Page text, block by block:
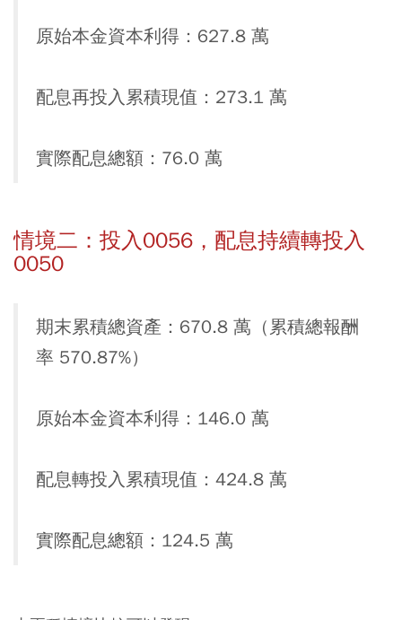
原始本金資本利得：627.8 萬
配息再投入累積現值：273.1 萬
實際配息總額：76.0 萬
情境二：投入0056，配息持續轉投入
0050
期末累積總資產：670.8 萬（累積總報酬
率 570.87%）
原始本金資本利得：146.0 萬
配息轉投入累積現值：424.8 萬
實際配息總額：124.5 萬